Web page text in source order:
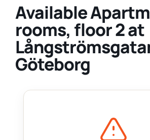
Available
rooms, floor 2 at
Göteborg